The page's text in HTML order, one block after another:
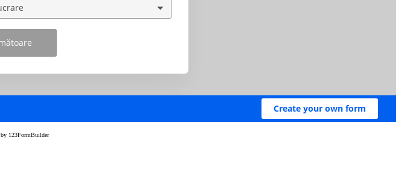
by 123FormBuilder